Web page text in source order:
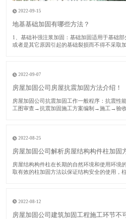
2022-09-15
地基基础加固有哪些方法？
1​、基础补强注浆加固：基础加固适用于基础
或者是其它原因引起的基础裂损而不得不采取
2022-09-07
房屋加固公司房屋抗震加固方法介绍！
房屋加固公司抗震加固工作一般程序：抗震
工图审查→抗震加固施工方案编制→施工→验
2022-08-25
房屋加固公司解析房屋结构构件柱加固
房屋结构构件柱在长期的自然环境和使用环境
取有效的柱加固方法以保证结构安全的使用，
2022-08-12
房屋加固公司建筑加固工程施工环节不